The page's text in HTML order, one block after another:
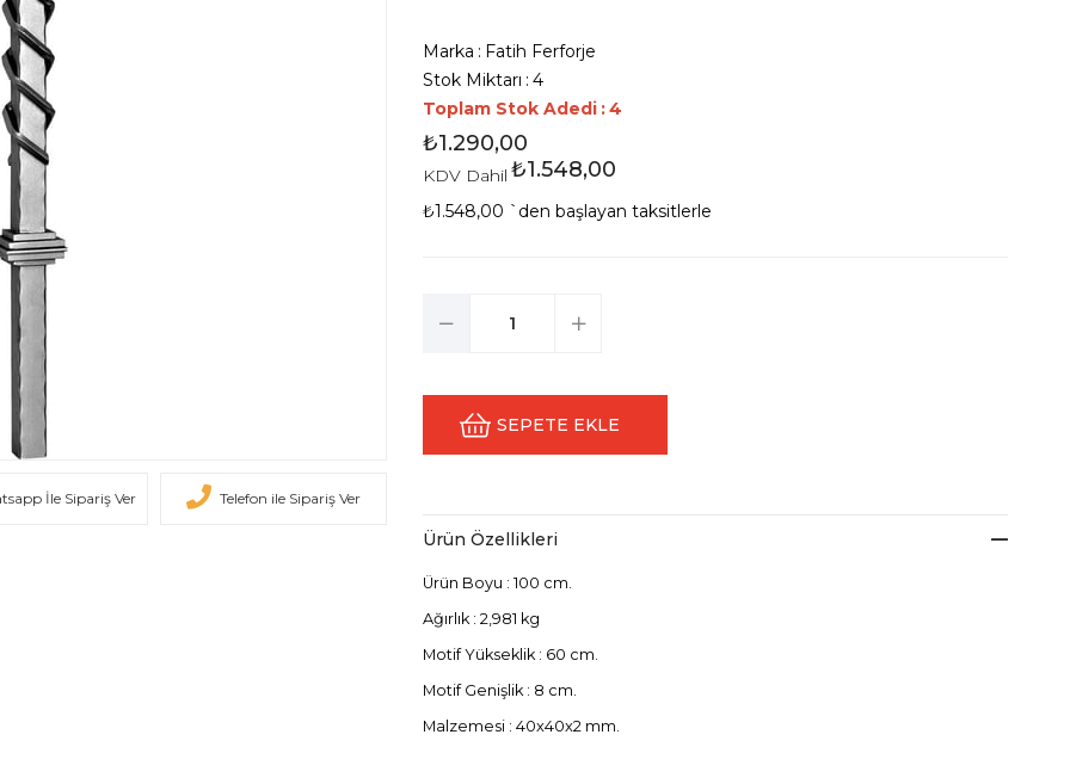
İle Sipariş Ver Telefon ile Sipariş Ver
Marka : Fatih Ferforje
Stok Miktarı : 4
Toplam Stok Adedi :4
₺1.290,00
KDV Dahil ₺1.548,00
₺1.548,00 `den başlayan taksitlerle
Ürün Özellikleri
Ürün Boyu : 100 cm.
Ağırlık : 2,981 kg
Motif Yükseklik : 60 cm.
Motif Genişlik : 8 cm.
Malzemesi : 40x40x2 mm.